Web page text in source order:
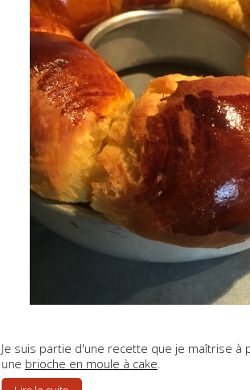
Je suis partie d'une recette que je maîtrise à
une brioche en moule à cake.